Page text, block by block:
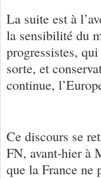
La suite est à
la sensibilité du
progressistes,
sorte, et
continue,
Ce discours se
FN, avant-hier à
que la France ne